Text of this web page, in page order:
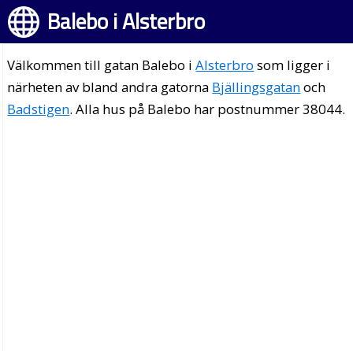
Balebo i Alsterbro
Välkommen till gatan Balebo iAlsterbro som ligger i
närheten av bland andra gatorna Bjällingsgatanoch
Badstigen. Alla hus på Balebo har postnummer 38044.